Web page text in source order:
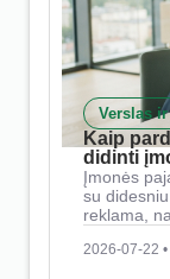
Verslas
Kaip
didinti
Įmonės
su
reklama,
2026-07-22